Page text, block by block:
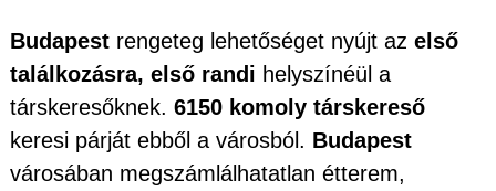
Budapest rengeteg lehetőséget nyújt az első
találkozásra, első randi helyszínéül a
társkeresőknek. 6150 komoly társkereső
keresi párját ebből a városból. Budapest
városában megszámlálhatatlan étterem,